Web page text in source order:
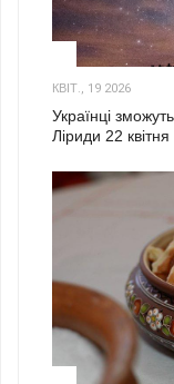
КВІТ., 19 2026
Українці
Ліриди 22 квітня